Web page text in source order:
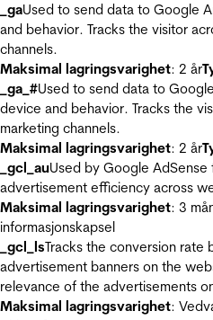
_gaUsed to send data to Google
and behavior. Tracks the visitor
channels.
Maksimal lagringsvarighet: 2 år
_ga_#Used to send data to
device and behavior. Tracks the
marketing channels.
Maksimal lagringsvarighet: 2 år
_gcl_auUsed by Google
advertisement efficiency across
Maksimal lagringsvarighet: 3
informasjonskapsel
_gcl_lsTracks the conversion rate
advertisement banners on the
relevance of the advertisements
Maksimal lagringsvarighet: